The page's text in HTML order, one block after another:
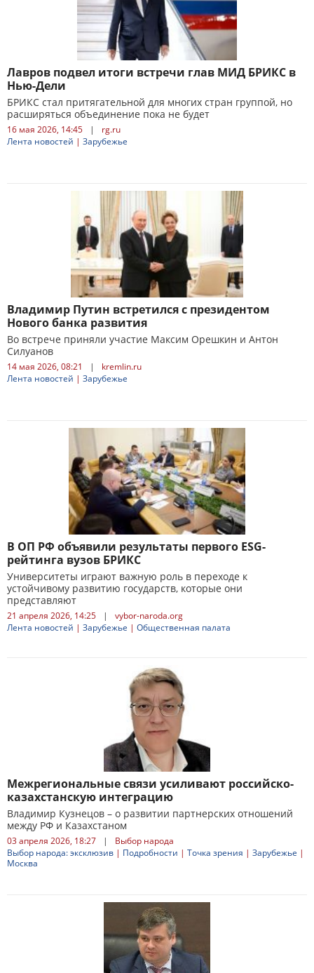
Лавров подвел итоги встречи глав МИД БРИКС в
Нью-Дели
БРИКС стал притягательной для многих стран группой, но
расширяться объединение пока не будет
16 мая 2026, 14:45 |
rg.ru
Лента новостей | Зарубежье
Владимир Путин встретился с президентом
Нового банка развития
Во встрече приняли участие Максим Орешкин и Антон
Силуанов
14 мая 2026, 08:21 |
kremlin.ru
Лента новостей | Зарубежье
В ОП РФ объявили результаты первого ESG-
рейтинга вузов БРИКС
Университеты играют важную роль в переходе к
устойчивому развитию государств, которые они
представляют
21 апреля 2026, 14:25 |
vybor-naroda.org
Лента новостей | Зарубежье | Общественная палата
Межрегиональные связи усиливают российско-
казахстанскую интеграцию
Владимир Кузнецов – о развитии партнерских отношений
между РФ и Казахстаном
03 апреля 2026, 18:27 |
Выбор народа
Выбор народа: эксклюзив | Подробности | Точка зрения | Зарубежье |
Москва